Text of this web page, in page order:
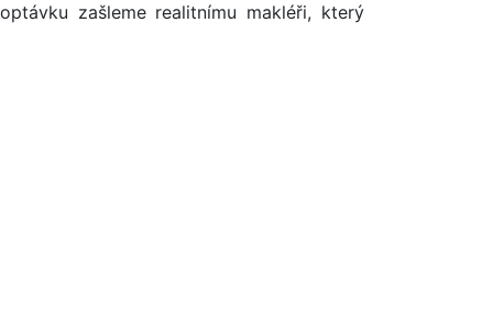
zašleme realitnímu makléři, který